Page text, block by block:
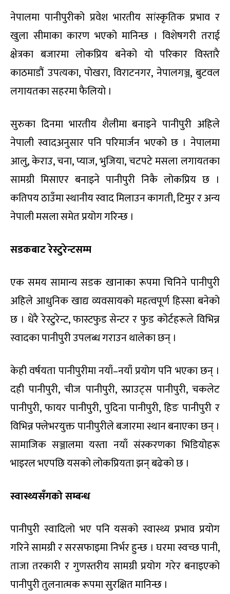
नेपालमा पानीपुरीको प्रवेश भारतीय सांस्कृतिक प्रभाव र
खुला सीमाका कारण भएको मानिन्छ । विशेषगरी तराई
क्षेत्रका बजारमा लोकप्रिय बनेको यो परिकार विस्तारै
काठमाडौं उपत्यका, पोखरा, विराटनगर, नेपालगञ्ज, बुटवल
लगायतका सहरमा फैलियो ।
सुरुका दिनमा भारतीय शैलीमा बनाइने पानीपुरी अहिले
नेपाली स्वादअनुसार पनि परिमार्जन भएको छ । नेपालमा
आलु, केराउ, चना, प्याज, भुजिया, चटपटे मसला लगायतका
सामग्री मिसाएर बनाइने पानीपुरी निकै लोकप्रिय छ ।
कतिपय ठाउँमा स्थानीय स्वाद मिलाउन कागती, टिमुर र अन्य
नेपाली मसला समेत प्रयोग गरिन्छ ।
सडकबाट रेस्टुरेन्टसम्म
एक समय सामान्य सडक खानाका रूपमा चिनिने पानीपुरी
अहिले आधुनिक खाद्य व्यवसायको महत्वपूर्ण हिस्सा बनेको
छ । धेरै रेस्टुरेन्ट, फास्टफुड सेन्टर र फुड कोर्टहरूले विभिन्न
स्वादका पानीपुरी उपलब्ध गराउन थालेका छन् ।
केही वर्षयता पानीपुरीमा नयाँ–नयाँ प्रयोग पनि भएका छन् ।
दही पानीपुरी, चीज पानीपुरी, स्प्राउट्स पानीपुरी, चकलेट
पानीपुरी, फायर पानीपुरी, पुदिना पानीपुरी, हिङ पानीपुरी र
विभिन्न फ्लेभरयुक्त पानीपुरीले बजारमा स्थान बनाएका छन् ।
सामाजिक सञ्जालमा यस्ता नयाँ संस्करणका भिडियोहरू
भाइरल भएपछि यसको लोकप्रियता झन् बढेको छ ।
स्वास्थ्यसँगको सम्बन्ध
पानीपुरी स्वादिलो भए पनि यसको स्वास्थ्य प्रभाव प्रयोग
गरिने सामग्री र सरसफाइमा निर्भर हुन्छ । घरमा स्वच्छ पानी,
ताजा तरकारी र गुणस्तरीय सामग्री प्रयोग गरेर बनाइएको
पानीपुरी तुलनात्मक रूपमा सुरक्षित मानिन्छ ।